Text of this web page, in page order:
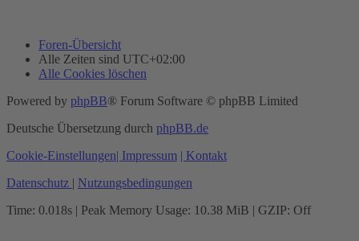
Foren-Übersicht
Alle Zeiten sind UTC+02:00
Alle Cookies löschen
Powered by phpBB® Forum Software © phpBB Limited
Deutsche Übersetzung durch phpBB.de
Cookie-Einstellungen| Impressum | Kontakt
Datenschutz | Nutzungsbedingungen
Time: 0.018s | Peak Memory Usage: 10.38 MiB | GZIP: Off